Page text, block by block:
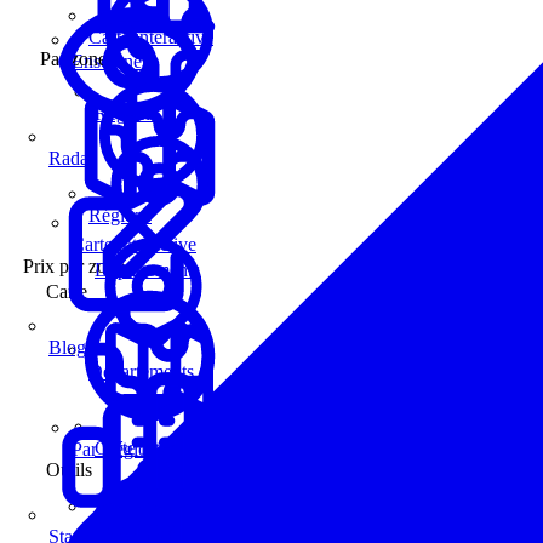
Enseignes
Carte interactive
Prix par zone
Par Région
Régions
Départements
Carte
Carte interactive
Outils
Carte interactive
Par zone
Régions
Départements
Radar
Blog
Statistiques